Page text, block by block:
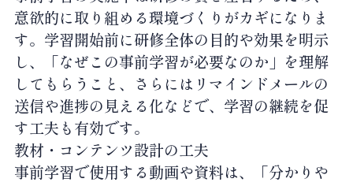
意欲的に取り組める環境づくりがカギになりま
す。学習開始前に研修全体の目的や効果を明示
し、「なぜこの事前学習が必要なのか」を理解
してもらうこと、さらにはリマインドメールの
送信や進捗の見える化などで、学習の継続を促
す工夫も有効です。
教材・コンテンツ設計の工夫
事前学習で使用する動画や資料は、「分かりや